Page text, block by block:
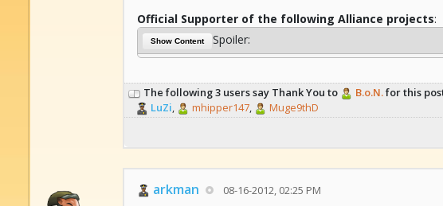
Official Supporter of the following Alliance projects:
Show Content Spoiler:
The following 3 users say Thank You to B.o.N.for this
LuZi, mhipper147, Muge9thD
arkman 08-16-2012, 02:25 PM